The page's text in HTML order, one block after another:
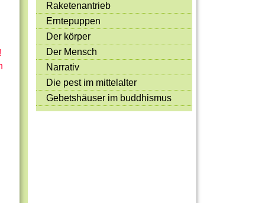
Spiele & Ideen
Jugendreporter
Rezeptideen
Game-Tests
Reisen, Events & Sport
E-Cards
Raketenantrieb
Erntepuppen
Der körper
Der Mensch
Narrativ
Die pest im mittelalter
Gebetshäuser im buddhismus